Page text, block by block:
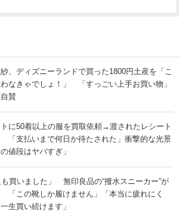
、ディズニーランドで買った1800円土産を「こ
なきゃでしょ！」 「すっごい上手お買い物」
賛
に50着以上の服を買取依頼→渡されたレシート
支払いまで何日か待たされた」衝撃的な光景
値段はヤバすぎ」
も買いました」 無印良品の“撥水スニーカー”が
「この靴しか履けません」「本当に疲れにく
生買い続けます」